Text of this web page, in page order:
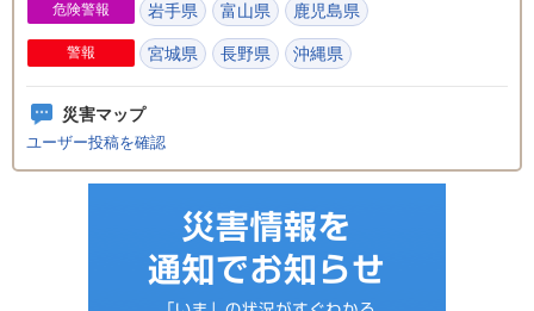
危険警報 岩手県 富山県 鹿児島県
警報 宮城県 長野県 沖縄県
災害マップ
ユーザー投稿を確認